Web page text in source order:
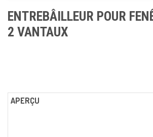
ENTREBÂILLEUR POUR
2 VANTAUX